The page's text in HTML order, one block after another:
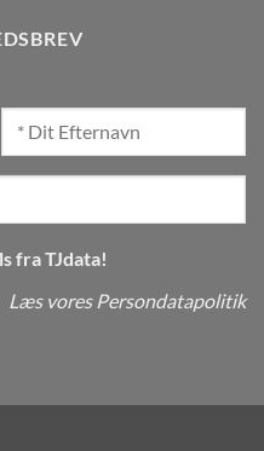
fra TJdata!
Læs vores Persondatapolitik